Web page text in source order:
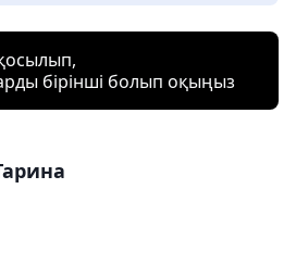
бірінші болып оқыңыз